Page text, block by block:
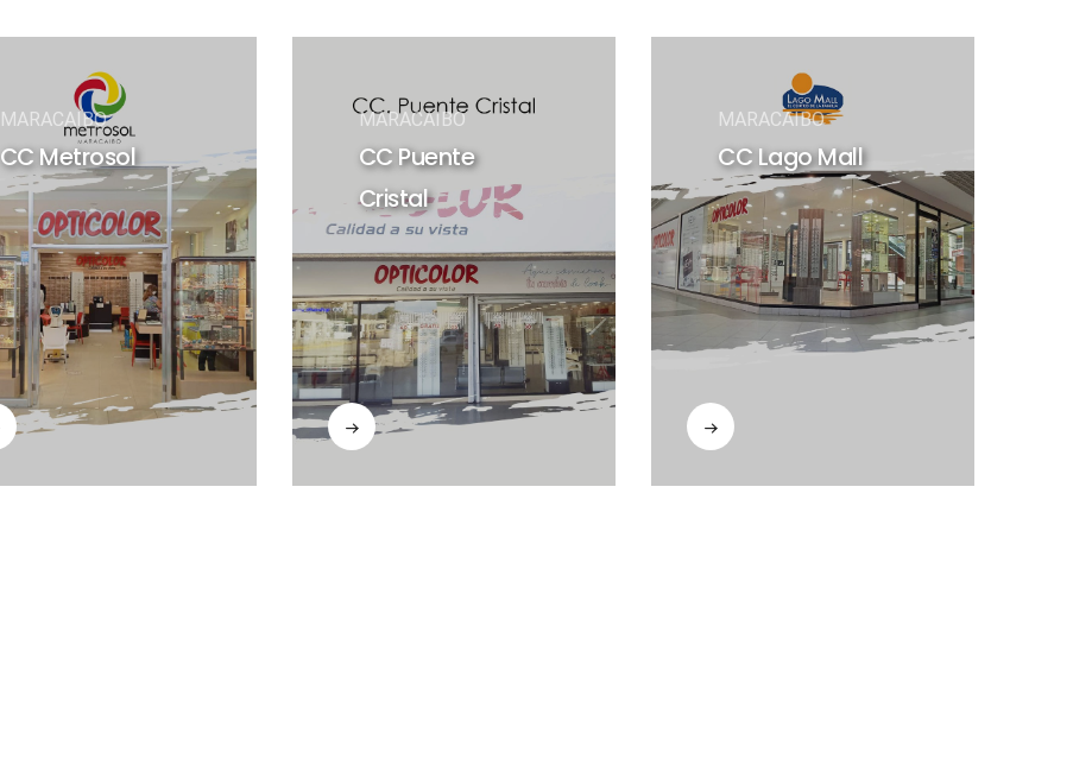
MARACAIBO
CC Metrosol
MARACAIBO
CC Puente
Cristal
MARACAIBO
CC Lago Mall